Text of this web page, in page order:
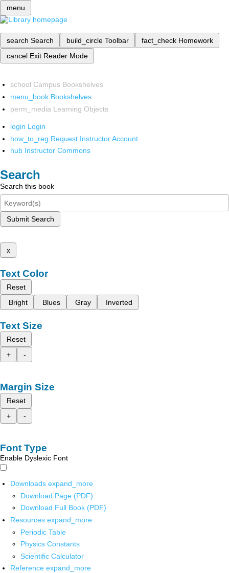
menu
search Search build_circle Toolbar fact_check Homework
cancel Exit Reader Mode
school Campus Bookshelves
menu_book Bookshelves
perm_media Learning Objects
login Login
how_to_reg Request Instructor Account
hub Instructor Commons
Search
Search this book
Submit Search
x
Text Color
Reset
Bright
Blues Gray Inverted
Text Size
Reset
+
-
Margin Size
Reset
+
-
Font Type
Enable Dyslexic Font
Downloads expand_more
Download Page (PDF)
Download Full Book (PDF)
Resources expand_more
Periodic Table
Physics Constants
Scientific Calculator
Reference expand_more